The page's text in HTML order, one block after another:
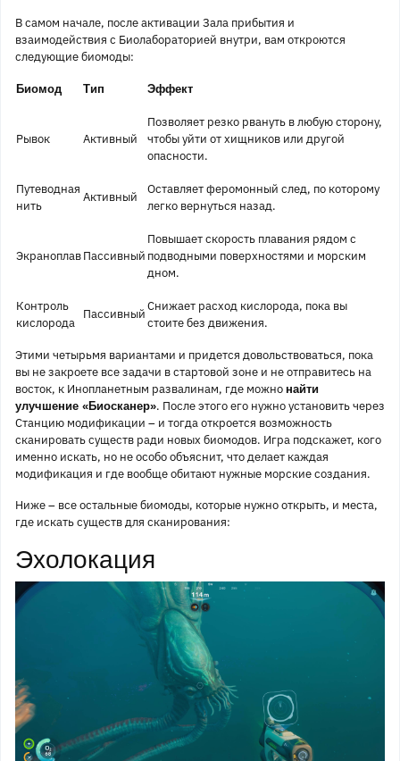
В самом начале, после активации Зала прибытия и
взаимодействия с Биолабораторией внутри, вам откроются
следующие биомоды:
Биомод Тип Эффект
Рывок Активный
Позволяет резко рвануть в любую сторону,
чтобы уйти от хищников или другой
опасности.
Путеводная
нить
Активный
Оставляет феромонный след, по которому
легко вернуться назад.
ЭкраноплавПассивный
Повышает скорость плавания рядом с
подводными поверхностями и морским
дном.
Контроль
кислорода
Пассивный
Снижает расход кислорода, пока вы
стоите без движения.
Этими четырьмя вариантами и придется довольствоваться, пока
вы не закроете все задачи в стартовой зоне и не отправитесь на
восток, к Инопланетным развалинам, где можно найти
улучшение «Биосканер». После этого его нужно установить через
Станцию модификации – и тогда откроется возможность
сканировать существ ради новых биомодов. Игра подскажет, кого
именно искать, но не особо объяснит, что делает каждая
модификация и где вообще обитают нужные морские создания.
Ниже – все остальные биомоды, которые нужно открыть, и места,
где искать существ для сканирования:
Эхолокация